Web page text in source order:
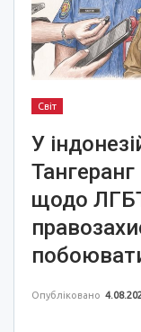
Світ
У
щодо
Опубліковано